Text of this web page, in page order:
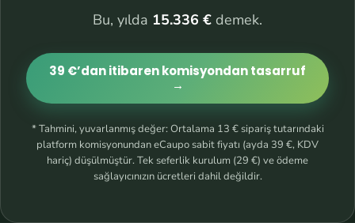
Bu, yılda 15.336 € demek.
39 €’dan itibaren komisyondan tasarruf
→
* Tahmini, yuvarlanmış değer: Ortalama 13 € sipariş tutarındaki
platform komisyonundan eCaupo sabit fiyatı (ayda 39 €, KDV
hariç) düşülmüştür. Tek seferlik kurulum (29 €) ve ödeme
sağlayıcınızın ücretleri dahil değildir.